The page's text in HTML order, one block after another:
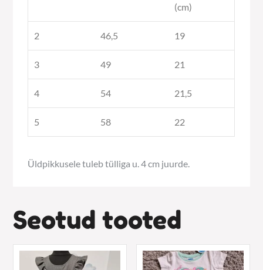
(cm)
2 46,5 19
3 49 21
4 54 21,5
5 58 22
Üldpikkusele tuleb tülliga u. 4 cm juurde.
Seotud tooted